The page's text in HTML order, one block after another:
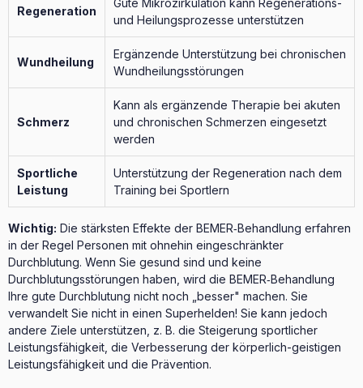
Regeneration
Gute Mikrozirkulation kann Regenerations-
und Heilungsprozesse unterstützen
Wundheilung
Ergänzende Unterstützung bei chronischen
Wundheilungsstörungen
Schmerz
Kann als ergänzende Therapie bei akuten
und chronischen Schmerzen eingesetzt
werden
Sportliche
Leistung
Unterstützung der Regeneration nach dem
Training bei Sportlern
Wichtig: Die stärksten Effekte der BEMER‑Behandlung erfahren
in der Regel Personen mit ohnehin eingeschränkter
Durchblutung. Wenn Sie gesund sind und keine
Durchblutungsstörungen haben, wird die BEMER‑Behandlung
Ihre gute Durchblutung nicht noch „besser" machen. Sie
verwandelt Sie nicht in einen Superhelden! Sie kann jedoch
andere Ziele unterstützen, z. B. die Steigerung sportlicher
Leistungsfähigkeit, die Verbesserung der körperlich-geistigen
Leistungsfähigkeit und die Prävention.